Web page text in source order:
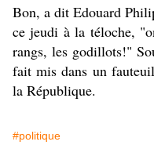
Bon, a dit Edouard
ce jeudi à la téloche,
rangs, les godillots!"
fait mis dans un
la République.
#politique